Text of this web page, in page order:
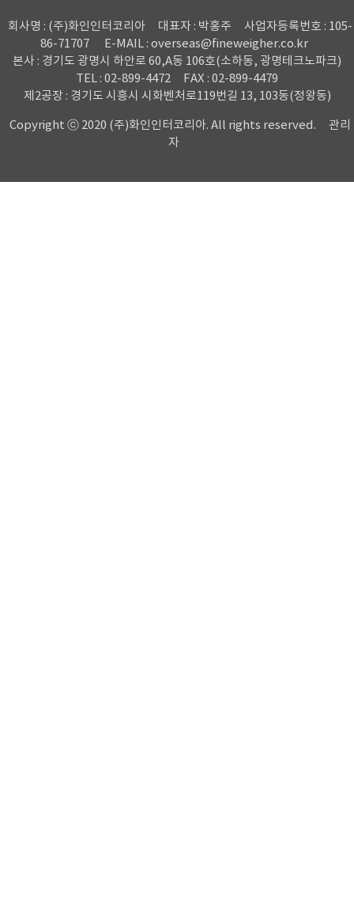
회사명 : (주)화인인터코리아 대표자 : 박홍주
사업자등록번호 : 105-
86-71707
E-MAIL : overseas@fineweigher.co.kr
본사 : 경기도 광명시 하안로 60,A동 106호(소하동, 광명테크노파크)
TEL : 02-899-4472
FAX : 02-899-4479
제2공장 : 경기도 시흥시 시화벤처로119번길 13, 103동(정왕동)
Copyright ⓒ 2020 (주)화인인터코리아. All rights reserved.
관리
자